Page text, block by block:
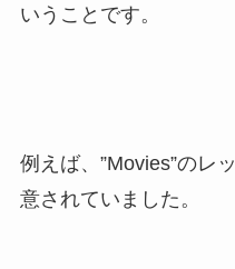
いうことです。
例えば、”Movies”のレ
意されていました。